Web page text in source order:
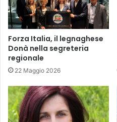
Forza Italia, il legnaghese
Donà nella segreteria
regionale
22 Maggio 2026